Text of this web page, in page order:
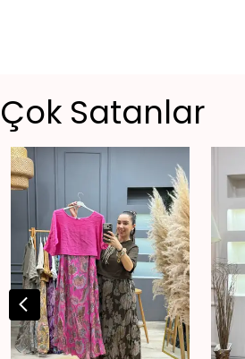
Çok Satanlar